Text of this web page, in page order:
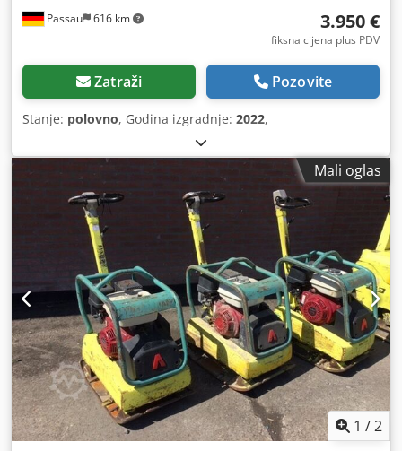
Passau 616 km 3.950 €
fiksna cijena plus PDV
Zatraži Pozovite
Stanje: polovno, Godina izgradnje: 2022,
Mali oglas
1 /2